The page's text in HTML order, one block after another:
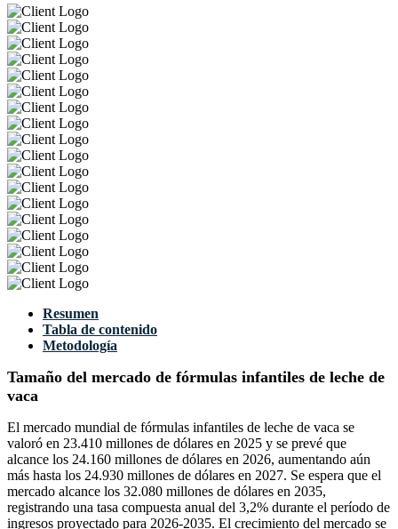
Resumen
Tabla de contenido
Metodología
Tamaño del mercado de fórmulas infantiles de leche de
vaca
El mercado mundial de fórmulas infantiles de leche de vaca se
valoró en 23.410 millones de dólares en 2025 y se prevé que
alcance los 24.160 millones de dólares en 2026, aumentando aún
más hasta los 24.930 millones de dólares en 2027. Se espera que el
mercado alcance los 32.080 millones de dólares en 2035,
registrando una tasa compuesta anual del 3,2% durante el período de
ingresos proyectado para 2026-2035. El crecimiento del mercado se